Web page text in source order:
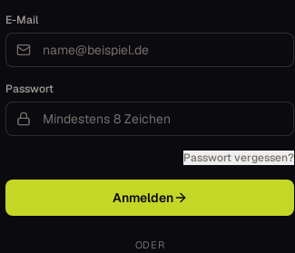
E-Mail
Passwort
Passwort vergessen?
Anmelden
ODER